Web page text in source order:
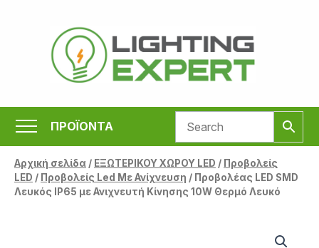
περιεχόμενο
ΠΡΟΪΟΝΤΑ
Αρχική σελίδα/ ΕΞΩΤΕΡΙΚΟΥ ΧΩΡΟΥ LED / Προβολείς
LED / Προβολείς Led Με Ανίχνευση / Προβολέας LED SMD
Λευκός IP65 με Ανιχνευτή Κίνησης 10W Θερμό Λευκό